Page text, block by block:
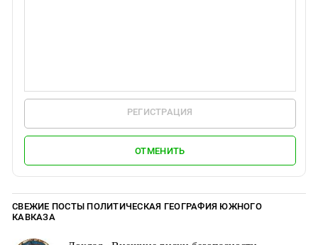
РЕГИСТРАЦИЯ
ОТМЕНИТЬ
СВЕЖИЕ ПОСТЫ ПОЛИТИЧЕСКАЯ ГЕОГРАФИЯ ЮЖНОГО
КАВКАЗА